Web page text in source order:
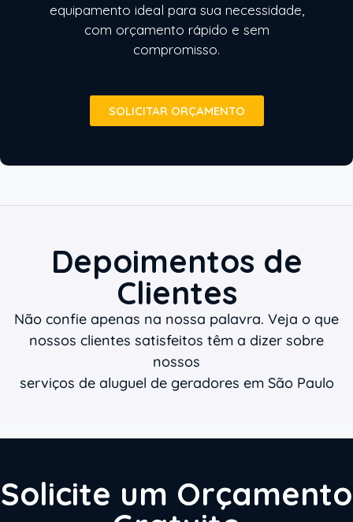
equipamento ideal para sua necessidade,
com orçamento rápido e sem
compromisso.
SOLICITAR ORÇAMENTO
Depoimentos de
Clientes
Não confie apenas na nossa palavra. Veja o que
nossos clientes satisfeitos têm a dizer sobre
nossos
serviços de aluguel de geradores em São Paulo
Solicite um Orçamento